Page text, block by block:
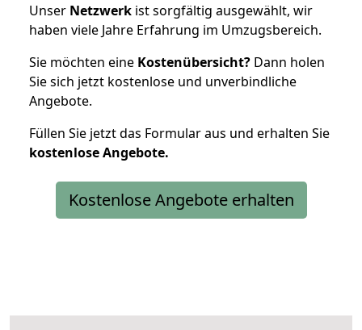
Unser Netzwerk ist sorgfältig ausgewählt, wir
haben viele Jahre Erfahrung im Umzugsbereich.
Sie möchten eine Kostenübersicht? Dann holen
Sie sich jetzt kostenlose und unverbindliche
Angebote.
Füllen Sie jetzt das Formular aus und erhalten Sie
kostenloseAngebote.
Kostenlose Angebote erhalten